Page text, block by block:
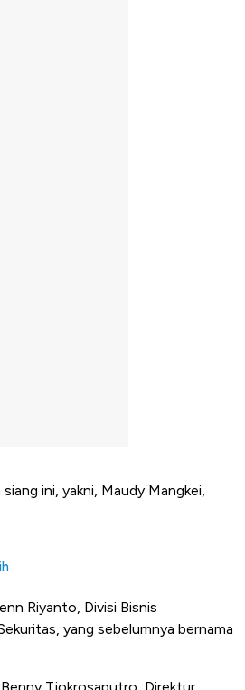
ini, yakni, Maudy Mangkei,
Riyanto, Divisi Bisnis
yang sebelumnya bernama